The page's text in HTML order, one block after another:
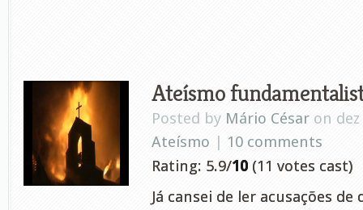
Ateísmo
Posted by Mário César on
Ateísmo | 10 comments
Rating: 5.9/10 (11 votes cast)
Já cansei de ler acusações